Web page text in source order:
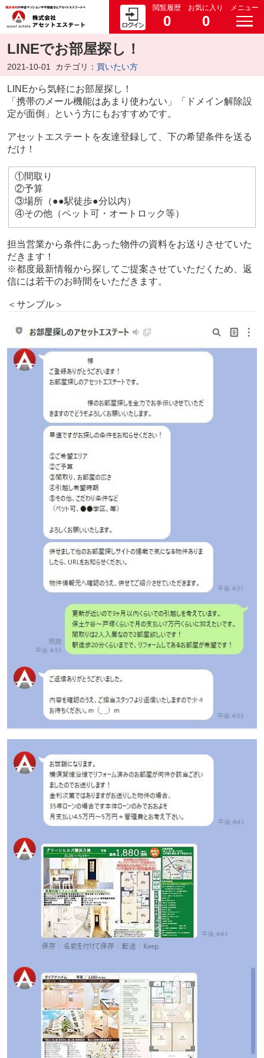
閲覧履歴
0
お気に入り
0
メニュー
LINEでお部屋探し！
2021-10-01 カテゴリ： 買いたい方
LINEから気軽にお部屋探し！
「携帯のメール機能はあまり使わない」「ドメイン解除設
定が面倒」という方にもおすすめです。
アセットエステートを友達登録して、下の希望条件を送る
だけ！
①間取り
②予算
③場所（●●駅徒歩●分以内）
④その他（ペット可・オートロック等）
担当営業から条件にあった物件の資料をお送りさせていた
だきます！
※都度最新情報から探してご提案させていただくため、返
信には若干のお時間をいただきます。
＜サンプル＞